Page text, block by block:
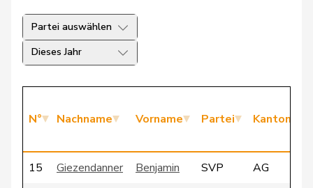
Partei auswählen
Dieses Jahr
N° Nachname Vorname Partei Kanton
15 Giezendanner Benjamin SVP
AG